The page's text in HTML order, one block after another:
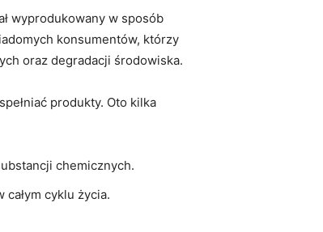
wyprodukowany w sposób
konsumentów, którzy
oraz degradacji środowiska.
produkty. Oto kilka
chemicznych.
cyklu życia.